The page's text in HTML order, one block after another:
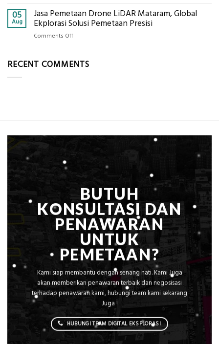
Ukur
Presisi
untuk
Harga
Panel
2026,
05
Aug
Jasa Pemetaan Drone LiDAR Mataram, Global
Ekplorasi Solusi Pemetaan Presisi
Comments Offon
Drone
RECENT COMMENTS
BUTUH
KONSULTASI DAN
PENAWARAN
UNTUK
PEMETAAN?
Kami siap membantu dengan senang hati. Kami Juga
akan memberikan penawaran terbaik dan negosisasi
terhadap penawaran kami, hubungi team kami sekarang
Juga !
HUBUNGI TEAM DIGITAL EKSPLORASI